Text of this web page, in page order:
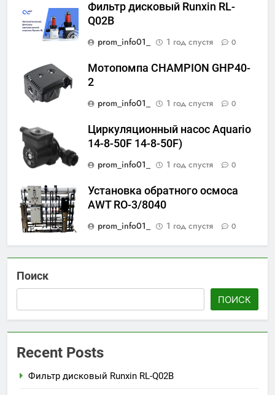
Фильтр дисковый Runxin RL-
Q02B
prom_info01_
1 год спустя 0
Мотопомпа CHAMPION GHP40-
2
prom_info01_
1 год спустя 0
Циркуляционный насос Aquario
14-8-50F 14-8-50F)
prom_info01_
1 год спустя 0
Установка обратного осмоса
AWT RO-3/8040
prom_info01_
1 год спустя 0
Поиск
ПОИСК
Recent Posts
Фильтр дисковый Runxin RL-Q02B